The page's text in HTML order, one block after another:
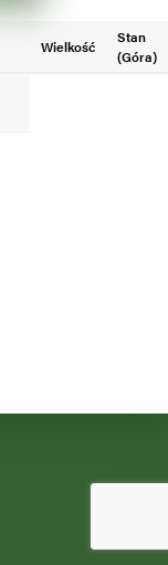
Wielkość
Stan
(Góra)